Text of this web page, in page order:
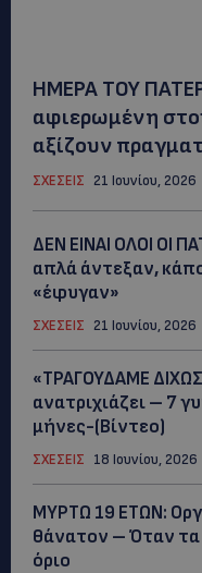
ΗΜΕΡΑ ΤΟΥ
αφιερωμένη
αξίζουν
ΣΧΕΣΕΙΣ 21 Ιουνίου, 2026
ΔΕΝ ΕΙΝΑΙ ΟΛΟΙ ΟΙ
απλά άντεξαν,
«έφυγαν»
ΣΧΕΣΕΙΣ 21 Ιουνίου, 2026
«ΤΡΑΓΟΥΔΑΜΕ
ανατριχιάζει – 7
μήνες-(Βίντεο)
ΣΧΕΣΕΙΣ 18 Ιουνίου, 2026
ΜYΡΤΩ 19 ΕΤΩΝ:
θάνατον – Όταν τα
όριο